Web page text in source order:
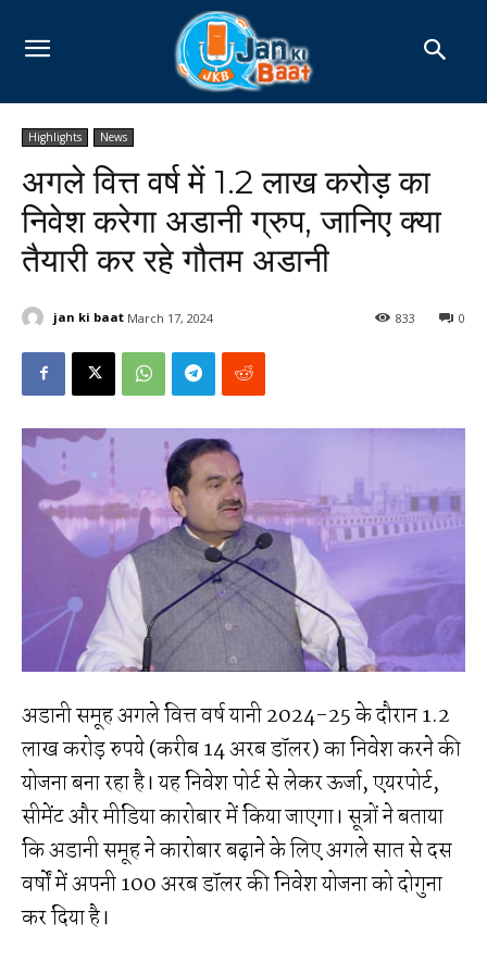
Highlights News
अगले वित्त वर्ष में 1.2 लाख करोड़ का
निवेश करेगा अडानी ग्रुप, जानिए क्या
तैयारी कर रहे गौतम अडानी
jan ki baat March 17, 2024 0
833
अडानी समूह अगले वित्त वर्ष यानी 2024-25 के दौरान 1.2
लाख करोड़ रुपये (करीब 14 अरब डॉलर) का निवेश करने की
योजना बना रहा है। यह निवेश पोर्ट से लेकर ऊर्जा, एयरपोर्ट,
सीमेंट और मीडिया कारोबार में किया जाएगा। सूत्रों ने बताया
कि अडानी समूह ने कारोबार बढ़ाने के लिए अगले सात से दस
वर्षों में अपनी 100 अरब डॉलर की निवेश योजना को दोगुना
कर दिया है।